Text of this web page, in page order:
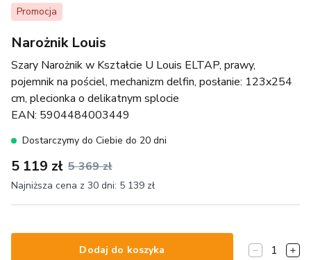
Promocja
Narożnik Louis
Szary Narożnik w Kształcie U Louis ELTAP, prawy,
pojemnik na pościel, mechanizm delfin, posłanie: 123x254
cm, plecionka o delikatnym splocie
EAN: 5904484003449
Dostarczymy do Ciebie do 20 dni
5 119 zł 5 369 zł
Najniższa cena z 30 dni: 5 139 zł
Dodaj do koszyka 1